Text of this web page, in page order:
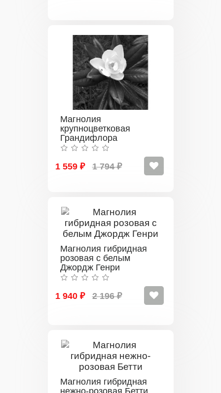
Магнолия
крупноцветковая
Грандифлора
1 559 ₽ 1 794 ₽
Магнолия гибридная
розовая с белым
Джордж Генри
1 940 ₽ 2 196 ₽
Магнолия гибридная